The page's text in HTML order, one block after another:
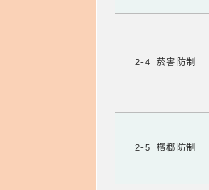
2-4 菸害防制
2-5 檳榔防制